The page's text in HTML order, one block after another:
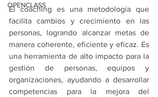
OPENCLASS
El coaching es una metodología que
facilita cambios y crecimiento en las
personas, logrando alcanzar metas de
manera coherente, eficiente y eficaz. Es
una herramienta de alto impacto para la
gestión de personas, equipos y
organizaciones, ayudando a desarrollar
competencias para la mejora del